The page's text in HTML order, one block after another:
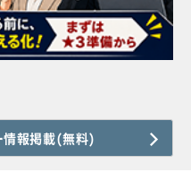
情報掲載(無料)